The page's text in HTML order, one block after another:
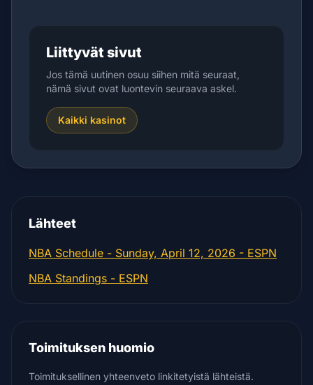
Liittyvät sivut
Jos tämä uutinen osuu siihen mitä seuraat,
nämä sivut ovat luontevin seuraava askel.
Kaikki kasinot
Lähteet
NBA Schedule - Sunday, April 12, 2026 - ESPN
NBA Standings - ESPN
Toimituksen huomio
Toimituksellinen yhteenveto linkitetyistä lähteistä.